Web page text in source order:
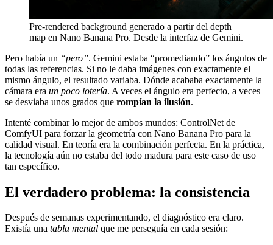
Pre-rendered background generado a partir del depth
map en Nano Banana Pro. Desde la interfaz de Gemini.
Pero había un “pero”. Gemini estaba “promediando” los ángulos de
todas las referencias. Si no le daba imágenes con exactamente el
mismo ángulo, el resultado variaba. Dónde acababa exactamente la
cámara era un poco lotería. A veces el ángulo era perfecto, a veces
se desviaba unos grados que rompían la ilusión.
Intenté combinar lo mejor de ambos mundos: ControlNet de
ComfyUI para forzar la geometría con Nano Banana Pro para la
calidad visual. En teoría era la combinación perfecta. En la práctica,
la tecnología aún no estaba del todo madura para este caso de uso
tan específico.
El verdadero problema: la consistencia
Después de semanas experimentando, el diagnóstico era claro.
Existía una tabla mental que me perseguía en cada sesión: